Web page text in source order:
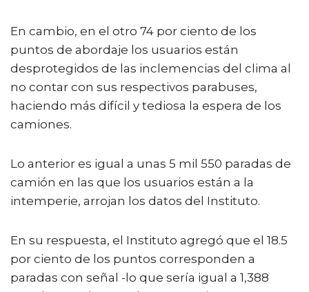
En cambio, en el otro 74 por ciento de los
puntos de abordaje los usuarios están
desprotegidos de las inclemencias del clima al
no contar con sus respectivos parabuses,
haciendo más difícil y tediosa la espera de los
camiones.
Lo anterior es igual a unas 5 mil 550 paradas de
camión en las que los usuarios están a la
intemperie, arrojan los datos del Instituto.
En su respuesta, el Instituto agregó que el 18.5
por ciento de los puntos corresponden a
paradas con señal -lo que sería igual a 1,388